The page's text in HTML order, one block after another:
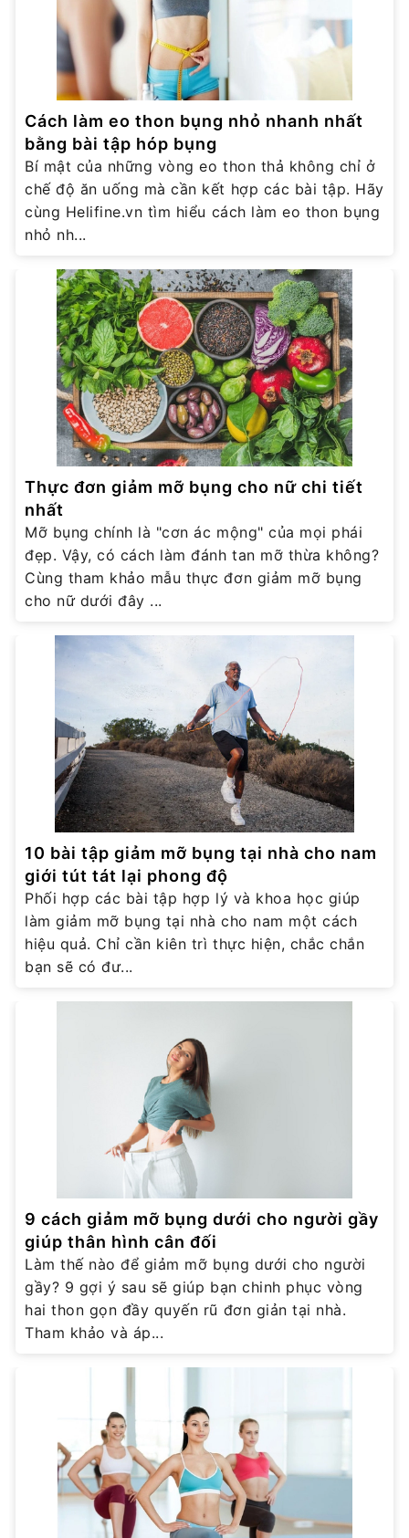
Cách làm eo thon bụng nhỏ nhanh nhất
bằng bài tập hóp bụng
Bí mật của những vòng eo thon thả không chỉ ở
chế độ ăn uống mà cần kết hợp các bài tập. Hãy
cùng Helifine.vn tìm hiểu cách làm eo thon bụng
nhỏ nh...
Thực đơn giảm mỡ bụng cho nữ chi tiết
nhất
Mỡ bụng chính là "cơn ác mộng" của mọi phái
đẹp. Vậy, có cách làm đánh tan mỡ thừa không?
Cùng tham khảo mẫu thực đơn giảm mỡ bụng
cho nữ dưới đây ...
10 bài tập giảm mỡ bụng tại nhà cho nam
giới tút tát lại phong độ
Phối hợp các bài tập hợp lý và khoa học giúp
làm giảm mỡ bụng tại nhà cho nam một cách
hiệu quả. Chỉ cần kiên trì thực hiện, chắc chắn
bạn sẽ có đư...
9 cách giảm mỡ bụng dưới cho người gầy
giúp thân hình cân đối
Làm thế nào để giảm mỡ bụng dưới cho người
gầy? 9 gợi ý sau sẽ giúp bạn chinh phục vòng
hai thon gọn đầy quyến rũ đơn giản tại nhà.
Tham khảo và áp...